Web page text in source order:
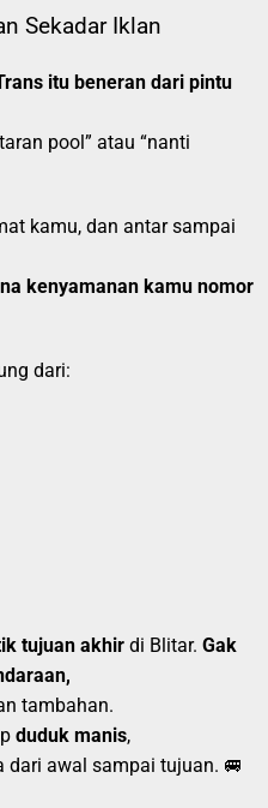
Sekadar Iklan
itu beneran dari pintu
pool” atau “nanti
kamu, dan antar sampai
kenyamanan kamu nomor
dari:
tujuan akhir di Blitar. Gak
tambahan.
duduk manis,
dari awal sampai tujuan. 🚐